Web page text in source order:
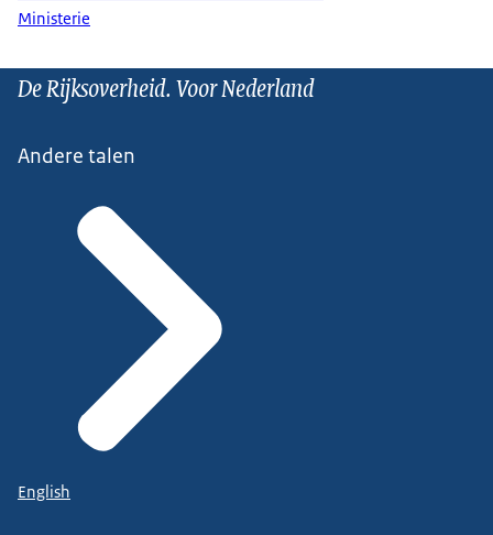
Ministerie
De Rijksoverheid. Voor Nederland
Andere talen
English